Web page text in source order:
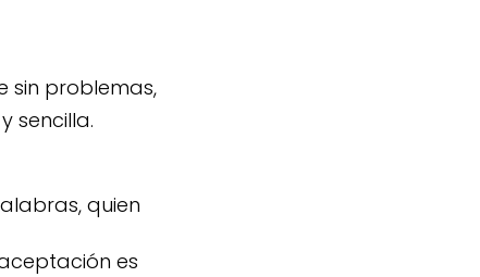
sin problemas,
sencilla.
quien
es